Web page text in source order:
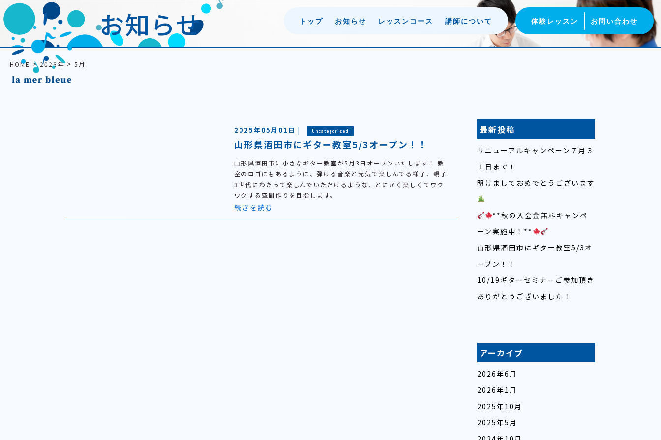
トップ お知らせ レッスンコース 講師について 体験レッスン お問い合わせ
お知らせ
HOME >2025年> 5月
2025年05月01日 | Uncategorized
山形県酒田市にギター教室5/3オープン！！
山形県酒田市に小さなギター教室が5月3日オープンいたします！ 教
室のロゴにもあるように、弾ける音楽と元気で楽しんでる様子、親子
3世代にわたって楽しんでいただけるような、とにかく楽しくてワク
ワクする空間作りを目指します。
続きを読む
最新投稿
リニューアルキャンペーン７月３
１日まで！
明けましておめでとうございます
**秋の入会金無料キャンペ
ーン実施中！**
山形県酒田市にギター教室5/3オ
ープン！！
10/19ギターセミナーご参加頂き
ありがとうございました！
アーカイブ
2026年6月
2026年1月
2025年10月
2025年5月